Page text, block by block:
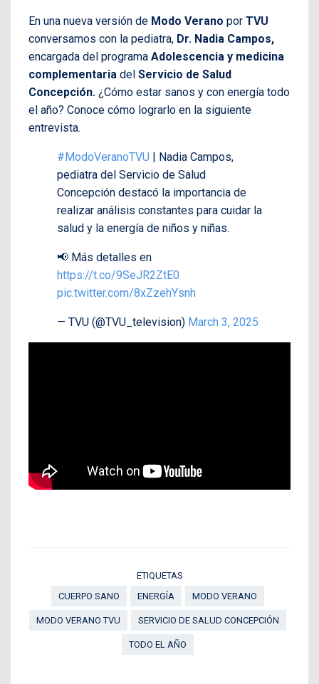
En una nueva versión de Modo Verano por TVU
conversamos con la pediatra, Dr. Nadia Campos,
encargada del programa Adolescencia y medicina
complementaria del Servicio de Salud
Concepción. ¿Cómo estar sanos y con energía todo
el año? Conoce cómo lograrlo en la siguiente
entrevista.
#ModoVeranoTVU | Nadia Campos,
pediatra del Servicio de Salud
Concepción destacó la importancia de
realizar análisis constantes para cuidar la
salud y la energía de niños y niñas.
📢 Más detalles en
https://t.co/9SeJR2ZtE0
pic.twitter.com/8xZzehYsnh
— TVU (@TVU_television) March 3, 2025
ETIQUETAS
CUERPO SANO
ENERGÍA MODO VERANO
MODO VERANO TVU SERVICIO DE SALUD CONCEPCIÓN
TODO EL AÑO